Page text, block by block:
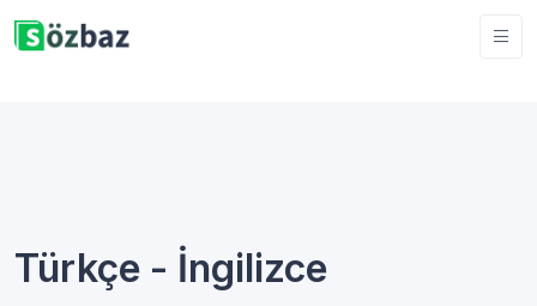
Türkçe - İngilizce